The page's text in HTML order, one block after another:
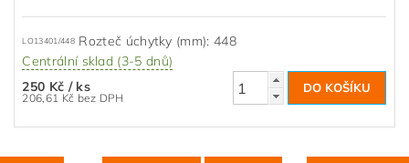
LO13401/448 Rozteč úchytky (mm): 448
Centrální sklad (3-5 dnů)
250 Kč / ks
206,61 Kč bez DPH